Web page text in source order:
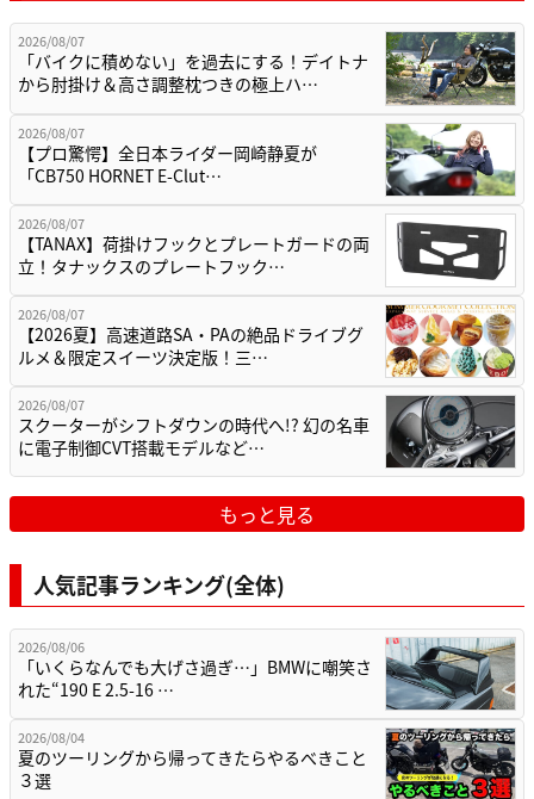
2026/08/07
「バイクに積めない」を過去にする！デイトナ
から肘掛け＆高さ調整枕つきの極上ハ…
2026/08/07
【プロ驚愕】全日本ライダー岡崎静夏が
「CB750 HORNET E-Clut…
2026/08/07
【TANAX】荷掛けフックとプレートガードの両
立！タナックスのプレートフック…
2026/08/07
【2026夏】高速道路SA・PAの絶品ドライブグ
ルメ＆限定スイーツ決定版！三…
2026/08/07
スクーターがシフトダウンの時代へ!? 幻の名車
に電子制御CVT搭載モデルなど…
もっと見る
人気記事ランキング(全体)
2026/08/06
「いくらなんでも大げさ過ぎ…」BMWに嘲笑さ
れた“190 E 2.5-16 …
2026/08/04
夏のツーリングから帰ってきたらやるべきこと
３選